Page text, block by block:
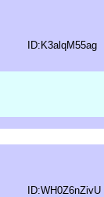
ID:K3alqM55ag
ID:WH0Z6nZivU